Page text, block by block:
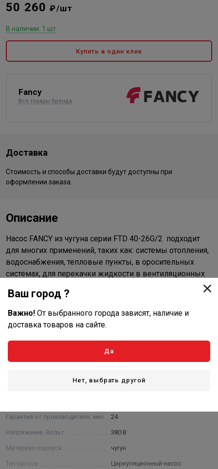
50 260₽/шт
В наличии: 1 шт
Купить в один клик
Fancy
Все товары бренда
Доставка
Стоимость и способы доставки будут доступны при
оформлении заказа.
Описание
Насос FANCY из чугуна серии FTD 40-26G/2 подходит
для многих применений, таких как: системы отопления,
водоснабжения, тепловые пункты, в оросительных
системах, для перекачки жидкости в вентиляционных
системах, в системах кондиционирования воздуха и др.
Насос ин-лайн FANCY из чугуна серии FTD 40-
26G/2 поставляется в готовом к работе виде. В
комплектацию поставки входит инструкция по
эксплуатации и гарантийный талон. Гарантия на все
насосное оборудование FANCY составляет 2 года.
Характеристики
Гарантия от производителя, мес. 24
Напряжение, Вольт 380 В
Материал корпуса чугун
Тип насоса Циркуляционный насос
Ваш город ?
Важно! От выбранного города зависят, наличие и
доставка товаров на сайте.
Да
Нет, выбрать другой